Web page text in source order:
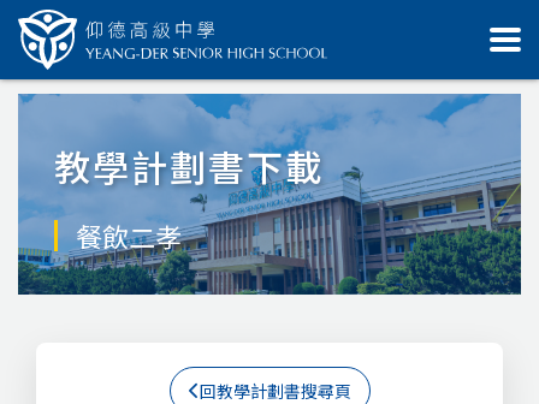
教學計劃書下載
餐飲二孝
回教學計劃書搜尋頁